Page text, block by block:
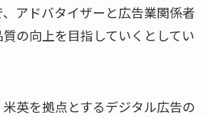
アドバタイザーと広告業関係者
の向上を目指していくとしてい
英を拠点とするデジタル広告の